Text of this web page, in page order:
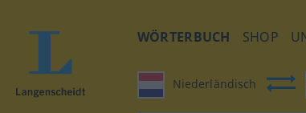
WÖRTERBUCH SHOP
Niederländisch